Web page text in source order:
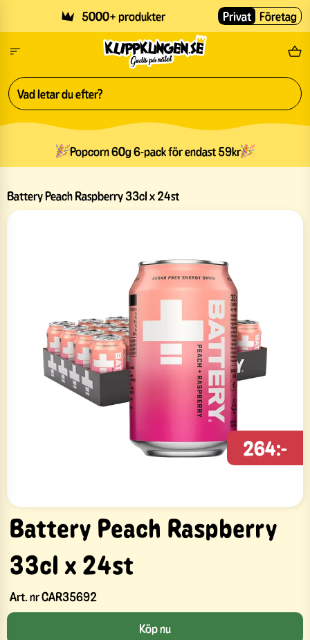
5000+ produkter Fri
Privat Företag
Popcorn 60g 6-pack för endast 59kr
Battery Peach Raspberry 33cl x 24st
Battery Peach Raspberry
33cl x 24st
Art. nrCAR35692
264:-
Köp nu